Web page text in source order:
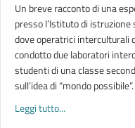
Un breve racconto di una
presso l’Istituto di
dove operatrici interculturali
condotto due laboratori
studenti di una classe
sull’idea di “mondo possibile”.
Leggi tutto...